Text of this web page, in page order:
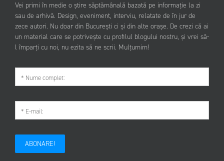
Vei primi în medie o știre săptămânală bazată pe informație la zi
sau de arhivă. Design, eveniment, interviu, relatate de în jur de
zece autori. Nu doar din București ci și din alte orașe. De crezi că ai
un material care se potrivește cu profilul blogului nostru, și vrei să-
l împarți cu noi, nu ezita să ne scrii. Mulțumim!
ABONARE!